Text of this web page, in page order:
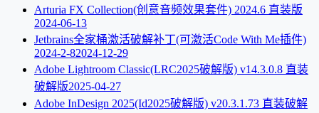
Arturia FX Collection(创意音频效果套件) 2024.6 直装版
2024-06-13
Jetbrains全家桶激活破解补丁(可激活Code With Me插件)
2024-2-82024-12-29
Adobe Lightroom Classic(LRC2025破解版) v14.3.0.8 直装
破解版2025-04-27
Adobe InDesign 2025(Id2025破解版) v20.3.1.73 直装破解